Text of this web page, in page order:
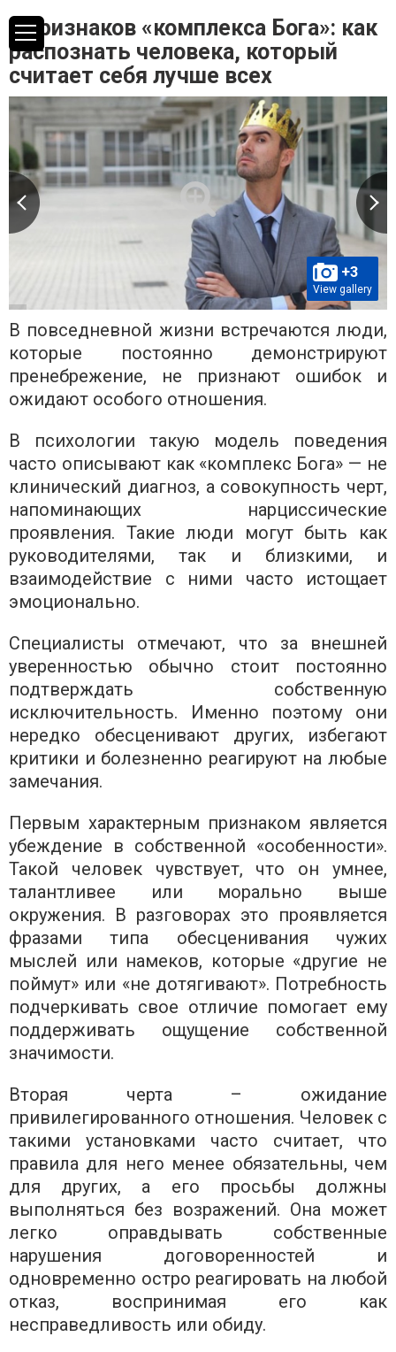
5 признаков «комплекса Бога»: как
распознать человека, который
считает себя лучше всех
+3
View gallery
В повседневной жизни встречаются люди,
которые постоянно демонстрируют
пренебрежение, не признают ошибок и
ожидают особого отношения.
В психологии такую ​​модель поведения
часто описывают как «комплекс Бога» — не
клинический диагноз, а совокупность черт,
напоминающих нарциссические
проявления. Такие люди могут быть как
руководителями, так и близкими, и
взаимодействие с ними часто истощает
эмоционально.
Специалисты отмечают, что за внешней
уверенностью обычно стоит постоянно
подтверждать собственную
исключительность. Именно поэтому они
нередко обесценивают других, избегают
критики и болезненно реагируют на любые
замечания.
Первым характерным признаком является
убеждение в собственной «особенности».
Такой человек чувствует, что он умнее,
талантливее или морально выше
окружения. В разговорах это проявляется
фразами типа обесценивания чужих
мыслей или намеков, которые «другие не
поймут» или «не дотягивают». Потребность
подчеркивать свое отличие помогает ему
поддерживать ощущение собственной
значимости.
Вторая черта – ожидание
привилегированного отношения. Человек с
такими установками часто считает, что
правила для него менее обязательны, чем
для других, а его просьбы должны
выполняться без возражений. Она может
легко оправдывать собственные
нарушения договоренностей и
одновременно остро реагировать на любой
отказ, воспринимая его как
несправедливость или обиду.